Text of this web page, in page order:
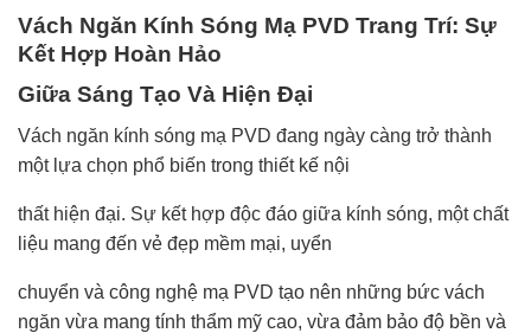
Vách Ngăn Kính Sóng Mạ PVD Trang Trí: Sự
Kết Hợp Hoàn Hảo
Giữa Sáng Tạo Và Hiện Đại
Vách ngăn kính sóng mạ PVD đang ngày càng trở thành
một lựa chọn phổ biến trong thiết kế nội
thất hiện đại. Sự kết hợp độc đáo giữa kính sóng, một chất
liệu mang đến vẻ đẹp mềm mại, uyển
chuyển và công nghệ mạ PVD tạo nên những bức vách
ngăn vừa mang tính thẩm mỹ cao, vừa đảm bảo độ bền và